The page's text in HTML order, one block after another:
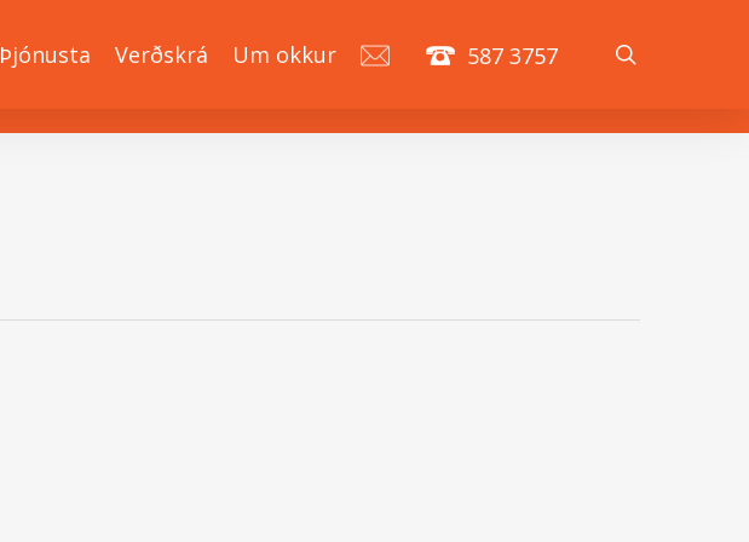
Þjónusta Verðskrá Um okkur 587 3757